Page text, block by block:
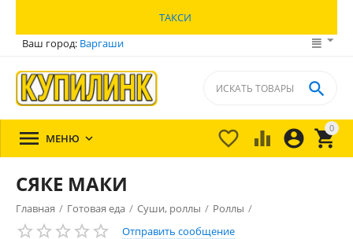
ТАКСИ
Ваш город: Варгаши
0


 

 МЕНЮ 
СЯКЕ МАКИ
Главная / Готовая еда / Суши, роллы / Роллы /
Отправить сообщение